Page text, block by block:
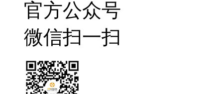
官方公众号
微信扫一扫